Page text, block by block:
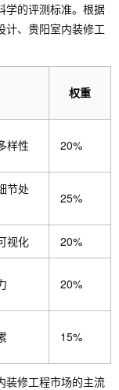
学的评测标准。根据
计、贵阳室内装修工
权重
样性 20%
节处
25%
视化 20%
20%
15%
装修工程市场的主流